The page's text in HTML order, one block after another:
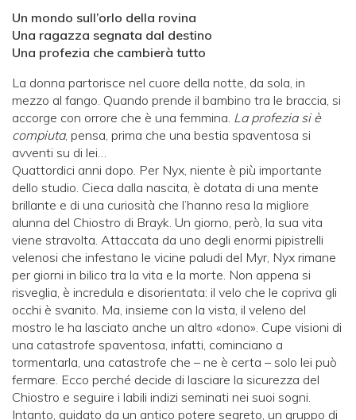
Un mondo sull’orlo della rovina
Una ragazza segnata dal destino
Una profezia che cambierà tutto
La donna partorisce nel cuore della notte, da sola, in
mezzo al fango. Quando prende il bambino tra le braccia, si
accorge con orrore che è una femmina. La profezia si è
compiuta, pensa, prima che una bestia spaventosa si
avventi su di lei…
Quattordici anni dopo. Per Nyx, niente è più importante
dello studio. Cieca dalla nascita, è dotata di una mente
brillante e di una curiosità che l’hanno resa la migliore
alunna del Chiostro di Brayk. Un giorno, però, la sua vita
viene stravolta. Attaccata da uno degli enormi pipistrelli
velenosi che infestano le vicine paludi del Myr, Nyx rimane
per giorni in bilico tra la vita e la morte. Non appena si
risveglia, è incredula e disorientata: il velo che le copriva gli
occhi è svanito. Ma, insieme con la vista, il veleno del
mostro le ha lasciato anche un altro «dono». Cupe visioni di
una catastrofe spaventosa, infatti, cominciano a
tormentarla, una catastrofe che – ne è certa – solo lei può
fermare. Ecco perché decide di lasciare la sicurezza del
Chiostro e seguire i labili indizi seminati nei suoi sogni.
Intanto, guidato da un antico potere segreto, un gruppo di